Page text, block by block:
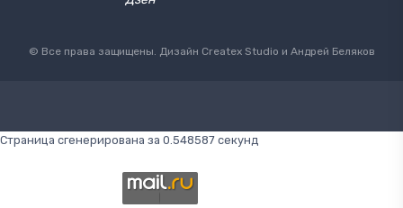
© Все права защищены. Дизайн Createx Studio и Андрей Беляков
Страница сгенерирована за 0.548587 секунд